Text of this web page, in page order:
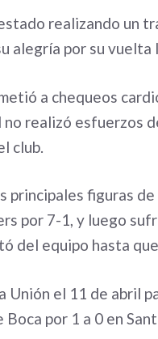
realizando un
alegría por su vuelta
a chequeos
realizó esfuerzos
club.
principales figuras
por 7-1, y luego
del equipo hasta
el 11 de abril
por 1 a 0 en